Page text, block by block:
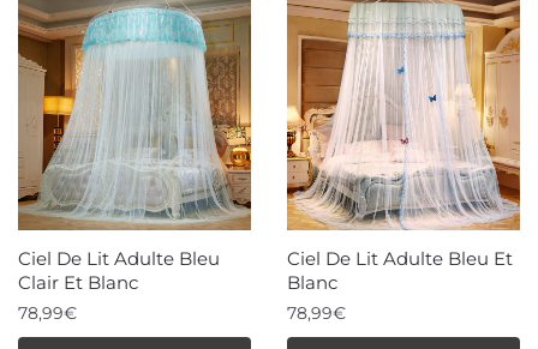
plusieurs
variations.
Les
options
peuvent
être
choisies
sur
page
plusieurs
variations.
Les
options
peuvent
être
choisies
sur
page
Ciel De Lit Adulte Bleu
Clair Et Blanc
78,99€
Ciel De Lit Adulte Bleu Et
Blanc
78,99€